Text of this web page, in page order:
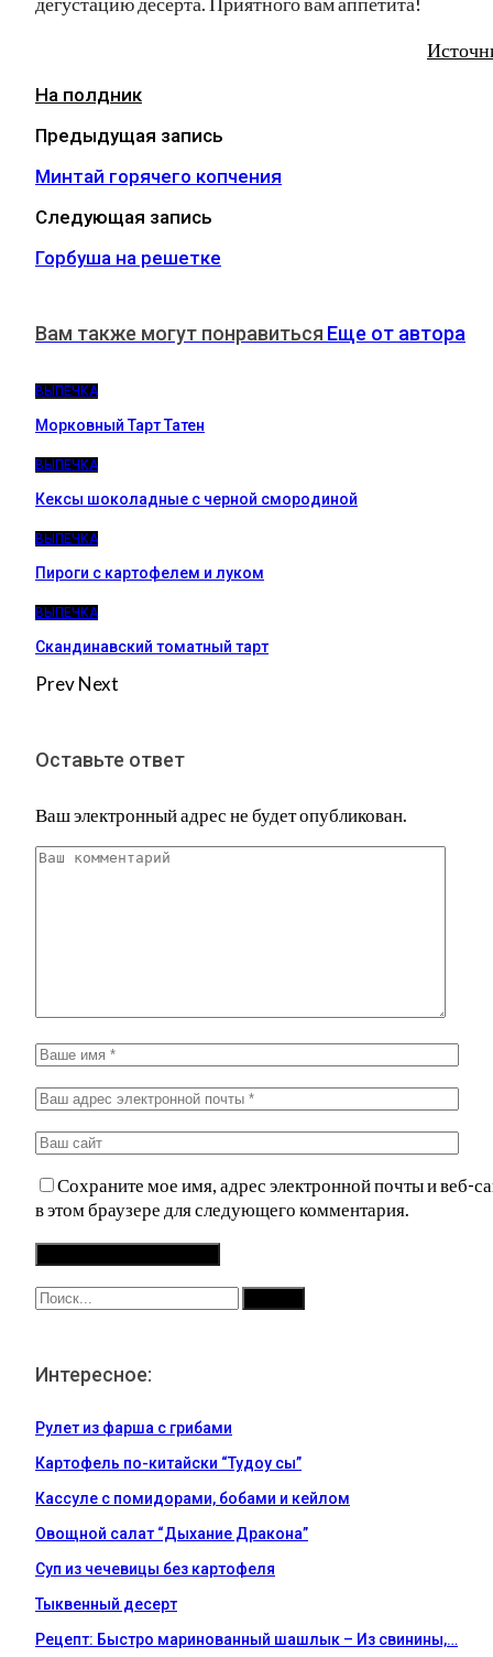
На полдник
Предыдущая запись
Минтай горячего копчения
Следующая запись
Горбуша на решетке
Вам также могут понравиться Еще от автора
ВЫПЕЧКА
Морковный Тарт Татен
ВЫПЕЧКА
Кексы шоколадные с черной смородиной
ВЫПЕЧКА
Пироги c картофелем и луком
ВЫПЕЧКА
Скандинавский томатный тарт
PrevNext
Оставьте ответ
Ваш электронный адрес не будет опубликован.
Сохраните мое имя, адрес электронной почты и веб-
в этом браузере для следующего комментария.
Интересное:
Рулет из фарша с грибами
Картофель по-китайски “Тудоу сы”
Кассуле с помидорами, бобами и кейлом
Овощной салат “Дыхание Дракона”
Суп из чечевицы без картофеля
Тыквенный десерт
Рецепт: Быстро маринованный шашлык – Из свинины,…